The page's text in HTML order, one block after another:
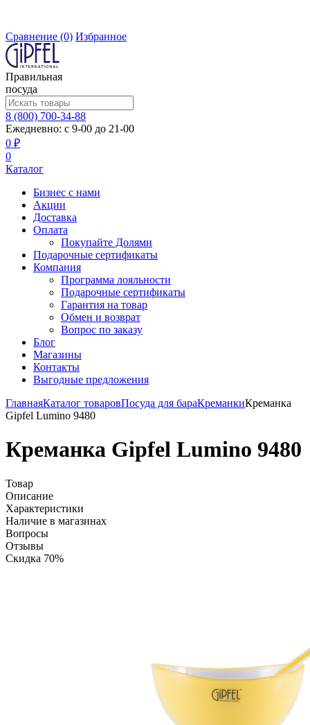
Сравнение (0) Избранное
Правильная
посуда
8 (800) 700-34-88
Ежедневно: с 9-00 до 21-00
0 ₽
0
Каталог
Бизнес с нами
Акции
Доставка
Оплата
Покупайте Долями
Подарочные сертификаты
Компания
Программа лояльности
Подарочные сертификаты
Гарантия на товар
Обмен и возврат
Вопрос по заказу
Блог
Магазины
Контакты
Выгодные предложения
ГлавнаяКаталог товаровПосуда для бараКреманкиКреманка
Gipfel Lumino 9480
Креманка Gipfel Lumino 9480
Товар
Описание
Характеристики
Наличие в магазинах
Вопросы
Отзывы
Скидка 70%